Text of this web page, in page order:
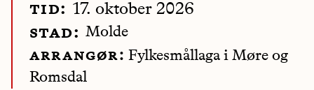
tid: 17. oktober 2026
stad: Molde
arrangør: Fylkesmållaga i Møre og
Romsdal